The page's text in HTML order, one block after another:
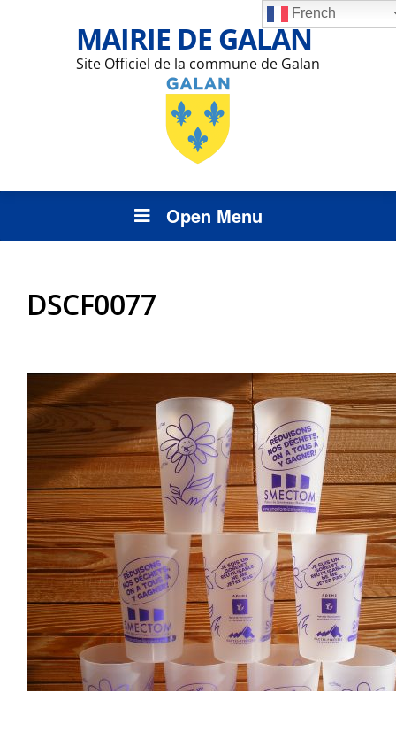
MAIRIE DE GALAN
Site Officiel de la commune de Galan
Open Menu
DSCF0077
French